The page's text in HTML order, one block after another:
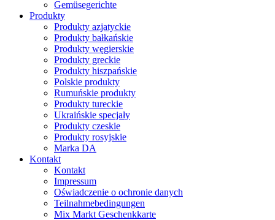
Gemüsegerichte
Produkty
Produkty azjatyckie
Produkty bałkańskie
Produkty węgierskie
Produkty greckie
Produkty hiszpańskie
Polskie produkty
Rumuńskie produkty
Produkty tureckie
Ukraińskie specjały
Produkty czeskie
Produkty rosyjskie
Marka DA
Kontakt
Kontakt
Impressum
Oświadczenie o ochronie danych
Teilnahmebedingungen
Mix Markt Geschenkkarte